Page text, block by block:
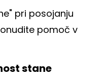
pri posojanju
pomoč v
stane